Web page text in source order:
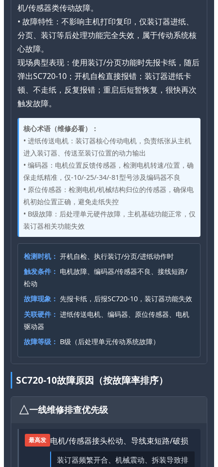
机/传感器类传动故障。
• 故障特性：不影响主机打印复印，仅装订器进纸、
分页、装订等后处理功能完全失效，属于传动系统核
心故障。
现场典型表现：使用装订/分页功能时先报卡纸，随后
弹出SC720-10；开机自检直接报错；装订器进纸卡
顿、不走纸，反复报错；重启后短暂恢复，很快再次
触发故障。
核心术语（维修必看）：
• 进纸传送电机：装订器核心传动电机，负责纸张从主机
进入装订器、传送至装订位置的动力输出
• 编码器：电机位置反馈传感器，检测电机转速/位置，确
保走纸精准，仅-10/-25/-34/-81型号涉及编码器不良
• 原位传感器：检测电机/机械结构归位的传感器，确保电
机初始位置正确，避免走纸失控
• B级故障：后处理单元硬件故障，主机基础功能正常，仅
装订器相关功能失效
检测时机： 开机自检、执行装订/分页/进纸动作时
触发条件： 电机故障、编码器/传感器不良、接线短路/
松动
故障现象： 先报卡纸，后报SC720-10，装订器功能失效
关联硬件： 进纸传送电机、编码器、原位传感器、电机
驱动器
故障等级： B级（后处理单元传动系统故障）
SC720-10故障原因（按故障率排序）
一线维修排查优先级
最高发 电机/传感器接头松动、导线束短路/破损
装订器频繁开合、机械震动、拆装导致排